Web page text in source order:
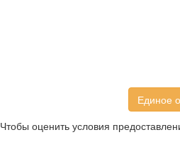
Единое
Чтобы оценить условия